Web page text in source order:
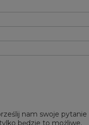
nam swoje
będzie to możliwe.